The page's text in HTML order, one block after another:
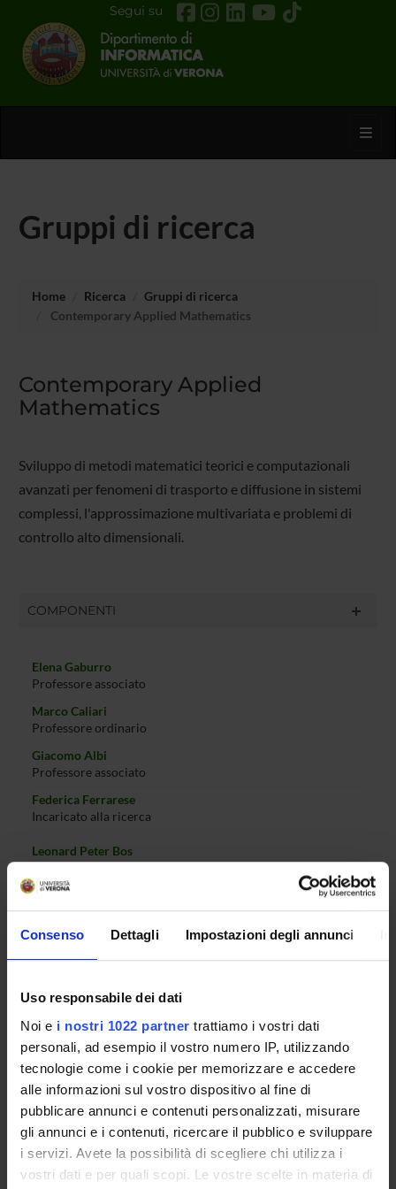
Consenso Dettagli Impostazioni degli annunci
Uso responsabile dei dati
Noi e i nostri 1022 partner trattiamo i vostri dati
personali, ad esempio il vostro numero IP, utilizzando
tecnologie come i cookie per memorizzare e accedere
alle informazioni sul vostro dispositivo al fine di
pubblicare annunci e contenuti personalizzati, misurare
gli annunci e i contenuti, ricercare il pubblico e sviluppare
i servizi. Avete la possibilità di scegliere chi utilizza i
vostri dati e per quali scopi. Le vostre scelte in materia di
Segui su
Gruppi di ricerca
Home Ricerca
Gruppi di ricerca
Contemporary Applied Mathematics
Contemporary Applied
Mathematics
Sviluppo di metodi matematici teorici e computazionali
avanzati per fenomeni di trasporto e diffusione in sistemi
complessi, l'approssimazione multivariata e problemi di
controllo alto dimensionali.
COMPONENTI
Elena Gaburro
Professore associato
Marco Caliari
Professore ordinario
Giacomo Albi
Professore associato
Federica Ferrarese
Incaricato alla ricerca
Leonard Peter Bos
Antonio Marigonda
Professore ordinario
Fabio Cassini
Incaricato alla ricerca
COMPETENZE
ATTIVITÀ
AREE DI RICERCA